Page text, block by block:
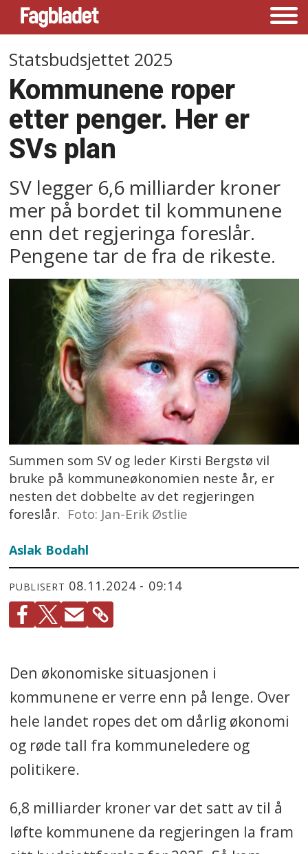
Statsbudsjettet 2025
Kommunene roper
etter penger. Her er
SVs plan
SV legger 6,6 milliarder kroner
mer på bordet til kommunene
enn det regjeringa foreslår.
Pengene tar de fra de rikeste.
Summen som SV og leder Kirsti Bergstø vil
bruke på kommuneøkonomien neste år, er
nesten det dobbelte av det regjeringen
foreslår. Foto: Jan-Erik Østlie
Aslak Bodahl
PUBLISERT 08.11.2024 - 09:14
Den økonomiske situasjonen i
kommunene er verre enn på lenge. Over
hele landet ropes det om dårlig økonomi
og røde tall fra kommuneledere og
politikere.
6,8 milliarder kroner var det satt av til å
løfte kommunene da regjeringen la fram